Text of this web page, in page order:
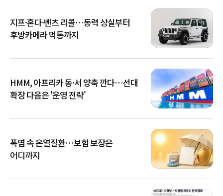
지프·혼다·벤츠 리콜…동력 상실부터
후방카메라 먹통까지
HMM, 아프리카 동·서 양축 깐다…선대
확장 다음은 '운영 전략'
폭염 속 온열질환…보험 보장은
어디까지